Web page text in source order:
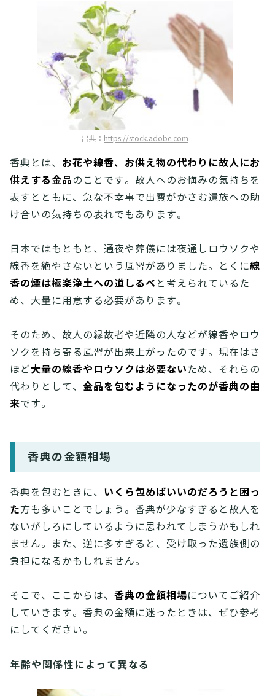
出典： https://stock.adobe.com
香典とは、 お花や線香、お供え物の代わりに故人にお
供えする金品 のことです。故人へのお悔みの気持ちを
表すとともに、急な不幸事で出費がかさむ遺族への助
け合いの気持ちの表れでもあります。
日本ではもともと、通夜や葬儀には夜通しロウソクや
線香を絶やさないという風習がありました。とくに線
香の煙は極楽浄土への道しるべ と考えられているた
め、大量に用意する必要があります。
そのため、故人の縁故者や近隣の人などが線香やロウ
ソクを持ち寄る風習が出来上がったのです。現在はさ
ほど大量の線香やロウソクは必要ない ため、それらの
代わりとして、 金品を包むようになったのが香典の由
来です。
香典の金額相場
香典を包むときに、 いくら包めばいいのだろうと困っ
た方も多いことでしょう。香典が少なすぎると故人を
ないがしろにしているように思われてしまうかもしれ
ません。また、逆に多すぎると、受け取った遺族側の
負担になるかもしれません。
そこで、ここからは、 香典の金額相場についてご紹介
していきます。香典の金額に迷ったときは、ぜひ参考
にしてください。
年齢や関係性によって異なる